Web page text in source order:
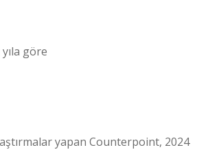
göre
yapan Counterpoint, 2024